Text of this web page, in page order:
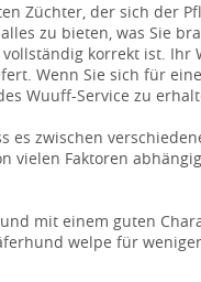
Züchter, der sich der
zu bieten, was Sie
korrekt ist. Ihr
Wenn Sie sich für
Wuuff-Service zu
es zwischen
vielen Faktoren
mit einem guten
welpe für